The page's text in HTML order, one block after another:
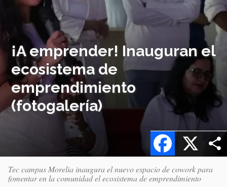
¡A emprender! Inauguran el
ecosistema de
emprendimiento
(fotogalería)
X
Facebook
Tec campus Morelia inaugura el nuevo espacio de cowork para
fomentar en la comunidad el ecosistema de emprendimiento